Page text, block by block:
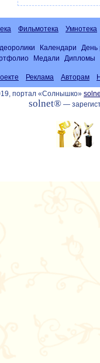
Фильмотека Умнотека
Календари
День
Медали Дипломы
Реклама Авторам
портал «Солнышко»
solnet®—